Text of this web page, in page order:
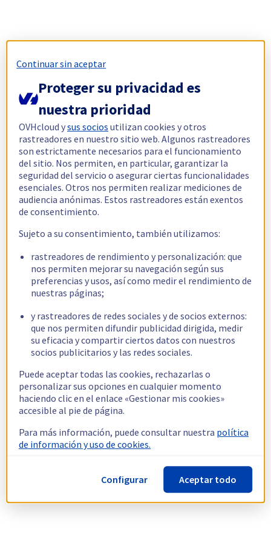
Continuar sin aceptar
Proteger su privacidad es
nuestra prioridad
OVHcloud ysus socios utilizan cookies y otros
rastreadores en nuestro sitio web. Algunos rastreadores
son estrictamente necesarios para el funcionamiento
del sitio. Nos permiten, en particular, garantizar la
seguridad del servicio o asegurar ciertas funcionalidades
esenciales. Otros nos permiten realizar mediciones de
audiencia anónimas. Estos rastreadores están exentos
de consentimiento.
Sujeto a su consentimiento, también utilizamos:
rastreadores de rendimiento y personalización: que
nos permiten mejorar su navegación según sus
preferencias y usos, así como medir el rendimiento de
nuestras páginas;
y rastreadores de redes sociales y de socios externos:
que nos permiten difundir publicidad dirigida, medir
su eficacia y compartir ciertos datos con nuestros
socios publicitarios y las redes sociales.
Puede aceptar todas las cookies, rechazarlas o
personalizar sus opciones en cualquier momento
haciendo clic en el enlace «Gestionar mis cookies»
accesible al pie de página.
Para más información, puede consultar nuestra política
de información y uso de cookies.
Configurar Aceptar todo